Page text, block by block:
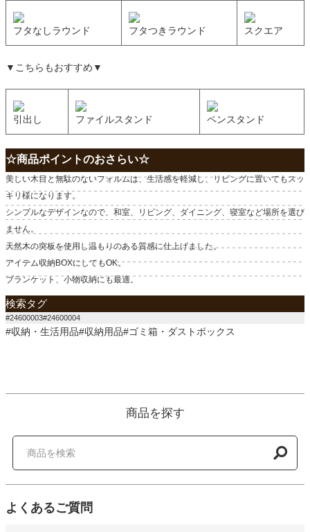
フタなしラウンド フタつきラウンド スクエア
▼こちらもおすすめ▼
引出し ファイルスタンド ペンスタンド
☆商品ポイントのおさらい☆
美しい木目と無駄のないフォルムは、生活感を軽減し、リビングに置いてもスッ
キリ様になります。
シンプルなデザインなので、和室、リビング、ダイニング、寝室など場所を選び
ません。
天然木の突板を使用し温もりのある質感に仕上げました。
アイテム収納BOXにしてもOK。
ブランケット、小物収納にも最適。
検索タグ
#24600003#24600004
#収納・生活用品#収納用品#ゴミ箱・ダストボックス
商品を探す
よくあるご質問